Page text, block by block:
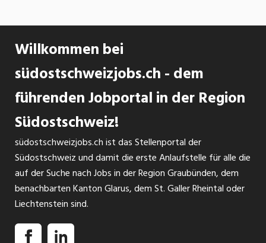
Willkommen bei
südostschweizjobs.ch - dem
führenden Jobportal in der Region
Südostschweiz!
südostschweizjobs.ch ist das Stellenportal der
Südostschweiz und damit die erste Anlaufstelle für alle die
auf der Suche nach Jobs in der Region Graubünden, dem
benachbarten Kanton Glarus, dem St. Galler Rheintal oder
Liechtenstein sind.